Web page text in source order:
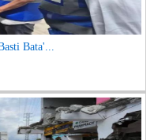
Bata'...